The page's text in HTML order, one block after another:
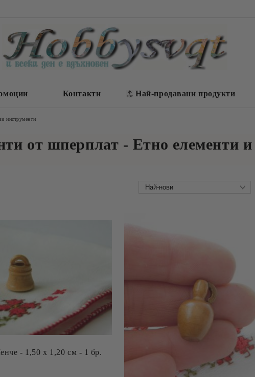
Контакти Най-продавани продукти
инструменти
от шперплат - Етно елементи
- 1,50 х 1,20 см - 1 бр.